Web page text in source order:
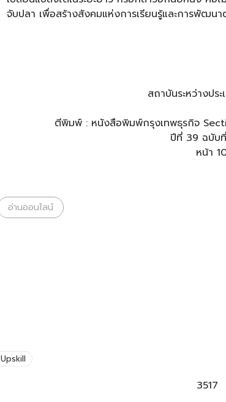
จับปลา เพื่อสร้างสังคมแห่งการเรียนรู้และการพัฒน
สถาบันระหว่างปร
ตีพิมพ์ : หนังสือพิมพ์กรุงเทพธุรกิจ
ปีที่ 39 ฉบับ
หน้า
อ่านออนไลน์
Upskill
3517